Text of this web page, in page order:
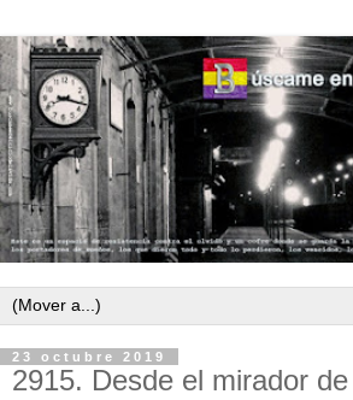
23 octubre 2019
2915. Desde el mirador